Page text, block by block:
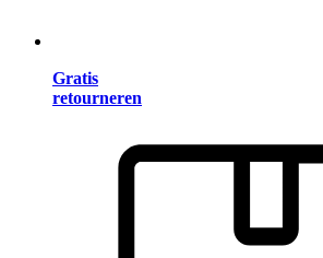
Gratis
retourneren